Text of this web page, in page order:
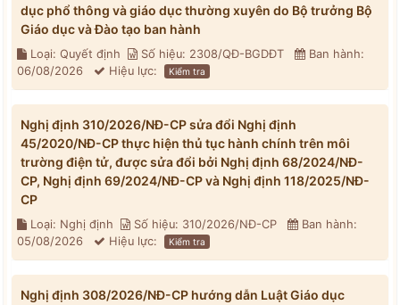
dục phổ thông và giáo dục thường xuyên do Bộ trưởng Bộ
Giáo dục và Đào tạo ban hành
Loại: Quyết định Số hiệu: 2308/QĐ-BGDĐT
Ban hành:
06/08/2026
Hiệu lực: Kiểm tra
Nghị định 310/2026/NĐ-CP sửa đổi Nghị định
45/2020/NĐ-CP thực hiện thủ tục hành chính trên môi
trường điện tử, được sửa đổi bởi Nghị định 68/2024/NĐ-
CP, Nghị định 69/2024/NĐ-CP và Nghị định 118/2025/NĐ-
CP
Loại: Nghị định Số hiệu: 310/2026/NĐ-CP
Ban hành:
05/08/2026
Hiệu lực: Kiểm tra
Nghị định 308/2026/NĐ-CP hướng dẫn Luật Giáo dục